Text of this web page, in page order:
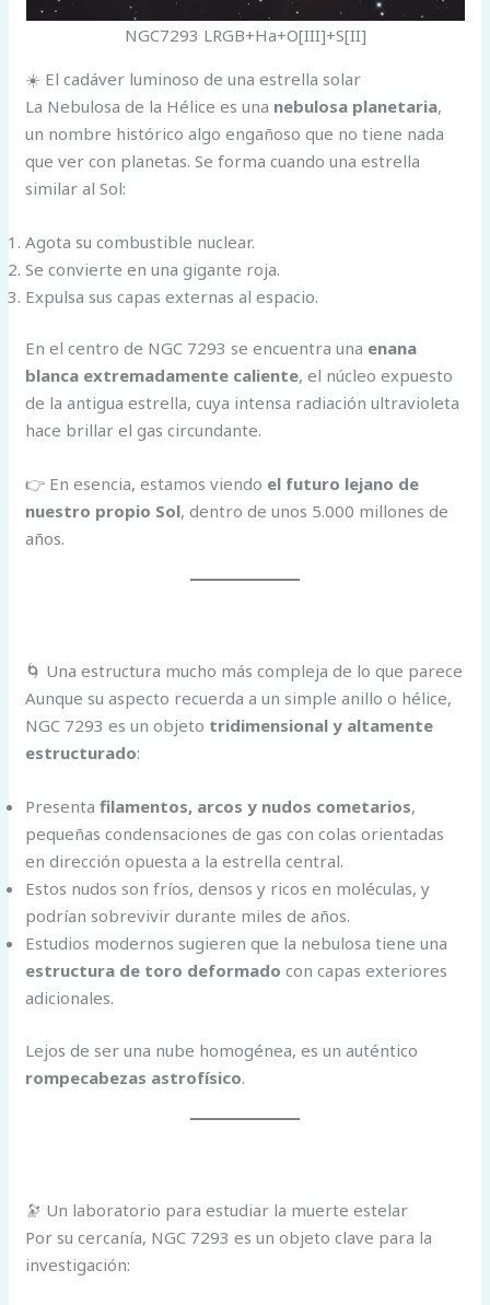
NGC7293 LRGB+Ha+O[III]+S[II]
☀️ El cadáver luminoso de una estrella solar
La Nebulosa de la Hélice es una nebulosa planetaria,
un nombre histórico algo engañoso que no tiene nada
que ver con planetas. Se forma cuando una estrella
similar al Sol:
Agota su combustible nuclear.
Se convierte en una gigante roja.
Expulsa sus capas externas al espacio.
En el centro de NGC 7293 se encuentra una enana
blanca extremadamente caliente, el núcleo expuesto
de la antigua estrella, cuya intensa radiación ultravioleta
hace brillar el gas circundante.
👉 En esencia, estamos viendo el futuro lejano de
nuestro propio Sol, dentro de unos 5.000 millones de
años.
🌀 Una estructura mucho más compleja de lo que parece
Aunque su aspecto recuerda a un simple anillo o hélice,
NGC 7293 es un objeto tridimensional y altamente
estructurado:
Presentafilamentos, arcos y nudos cometarios,
pequeñas condensaciones de gas con colas orientadas
en dirección opuesta a la estrella central.
Estos nudos son fríos, densos y ricos en moléculas, y
podrían sobrevivir durante miles de años.
Estudios modernos sugieren que la nebulosa tiene una
estructura de toro deformado con capas exteriores
adicionales.
Lejos de ser una nube homogénea, es un auténtico
rompecabezas astrofísico.
🔭 Un laboratorio para estudiar la muerte estelar
Por su cercanía, NGC 7293 es un objeto clave para la
investigación: